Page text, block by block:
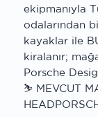
ekipmanıyla
odalarından
kayaklar ile
kiralanır;
Porsche
⛷ MEVCUT
HEAD